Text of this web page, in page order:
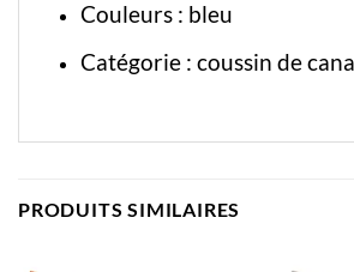
Couleurs : bleu
Catégorie : coussin de
PRODUITS SIMILAIRES